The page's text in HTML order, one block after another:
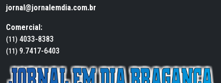
jornal@jornalemdia.com.br
Comercial:
(11) 4033-8383
(11) 9.7417-6403